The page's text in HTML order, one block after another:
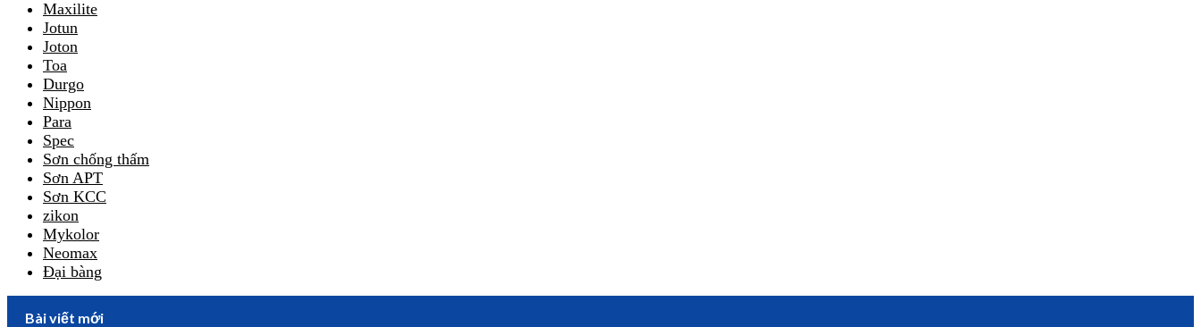
Maxilite
Jotun
Joton
Toa
Durgo
Nippon
Para
Spec
Sơn chống thấm
Sơn APT
Sơn KCC
zikon
Mykolor
Neomax
Đại bàng
Bài viết mới